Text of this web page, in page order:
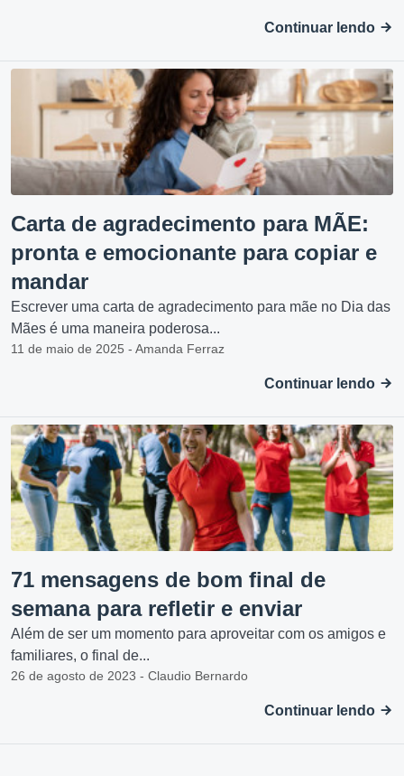
Continuar lendo
Carta de agradecimento para MÃE:
pronta e emocionante para copiar e
mandar
Escrever uma carta de agradecimento para mãe no Dia das
Mães é uma maneira poderosa...
11 de maio de 2025 - Amanda Ferraz
Continuar lendo
71 mensagens de bom final de
semana para refletir e enviar
Além de ser um momento para aproveitar com os amigos e
familiares, o final de...
26 de agosto de 2023 - Claudio Bernardo
Continuar lendo